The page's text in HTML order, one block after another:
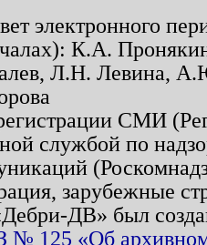
электронного
К.А.
Л.Н. Левина,
СМИ
службой по
зарубежные
ДВ» был
№ 125 «Об